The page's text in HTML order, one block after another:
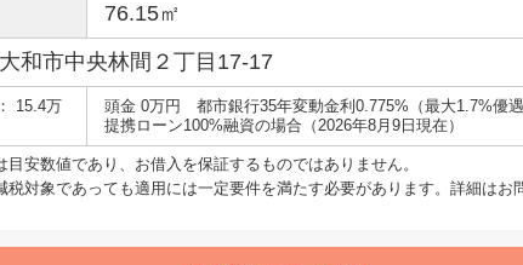
76.15㎡
和市中央林間２丁目17-17
15.4万
頭金 0万円 都市銀行35年変動金利0.775%（最大1.7%優遇
提携ローン100%融資の場合（2026年8月9日現在）
安数値であり、お借入を保証するものではありません。
対象であっても適用には一定要件を満たす必要があります。詳細はお